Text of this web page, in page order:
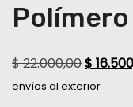
Polímero
$22.000,00$
envíos al exterior